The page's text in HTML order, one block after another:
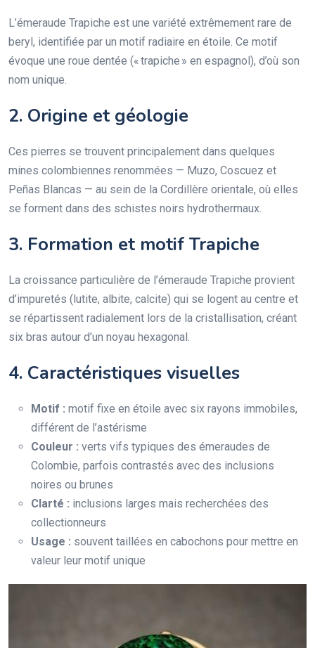
L’émeraude Trapiche est une variété extrêmement rare de
beryl, identifiée par un motif radiaire en étoile. Ce motif
évoque une roue dentée (« trapiche » en espagnol), d’où son
nom unique.
2. Origine et géologie
Ces pierres se trouvent principalement dans quelques
mines colombiennes renommées — Muzo, Coscuez et
Peñas Blancas — au sein de la Cordillère orientale, où elles
se forment dans des schistes noirs hydrothermaux.
3. Formation et motif Trapiche
La croissance particulière de l’émeraude Trapiche provient
d’impuretés (lutite, albite, calcite) qui se logent au centre et
se répartissent radialement lors de la cristallisation, créant
six bras autour d’un noyau hexagonal.
4. Caractéristiques visuelles
Motif : motif fixe en étoile avec six rayons immobiles,
différent de l’astérisme
Couleur : verts vifs typiques des émeraudes de
Colombie, parfois contrastés avec des inclusions
noires ou brunes
Clarté : inclusions larges mais recherchées des
collectionneurs
Usage : souvent taillées en cabochons pour mettre en
valeur leur motif unique